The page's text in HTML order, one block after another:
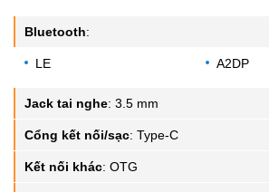
Bluetooth:
LE A2DP
Jack tai nghe: 3.5 mm
Cổng kết nối/sạc: Type-C
Kết nối khác: OTG